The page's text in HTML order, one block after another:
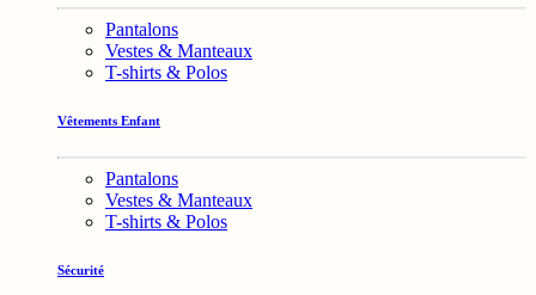
Pantalons
Vestes & Manteaux
T-shirts & Polos
Vêtements Enfant
Pantalons
Vestes & Manteaux
T-shirts & Polos
Sécurité